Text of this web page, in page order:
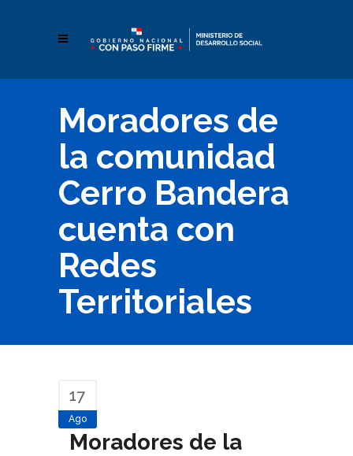
Moradores de
la comunidad
Cerro Bandera
cuenta con
Redes
Territoriales
17
Ago
Moradores de la